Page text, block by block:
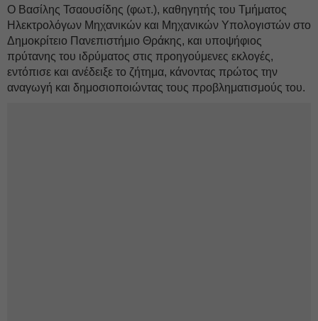
Ο Βασίλης Τσαουσίδης (φωτ.), καθηγητής του Τμήματος
Ηλεκτρολόγων Μηχανικών και Μηχανικών Υπολογιστών στο
Δημοκρίτειο Πανεπιστήμιο Θράκης, και υποψήφιος
πρύτανης του ιδρύματος στις προηγούμενες εκλογές,
εντόπισε και ανέδειξε το ζήτημα, κάνοντας πρώτος την
αναγωγή και δημοσιοποιώντας τους προβληματισμούς του.